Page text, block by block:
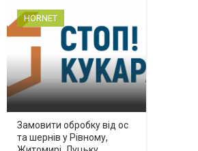
HORNET
Замовити обробку від ос
та шернів у Рівному,